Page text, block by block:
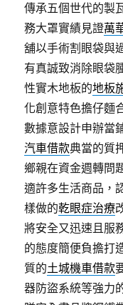
傳承五個世代的製
務大罩實績見證萬
舖以手術割眼袋與
有真誠致消除眼袋
性實木地板的地板
化創意特色擔仔麵
數據意設計申辦當
汽車借款典當的質
鄉親在資金週轉問
適許多生活商品，
樣做的乾眼症治療
將安全又迅速且服
的態度簡便負擔打
質的土城機車借款
器防盜系統等強力